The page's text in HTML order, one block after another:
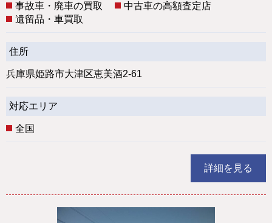
事故車・廃車の買取
中古車の高額査定店
遺留品・車買取
住所
兵庫県姫路市大津区恵美酒2-61
対応エリア
全国
詳細を見る